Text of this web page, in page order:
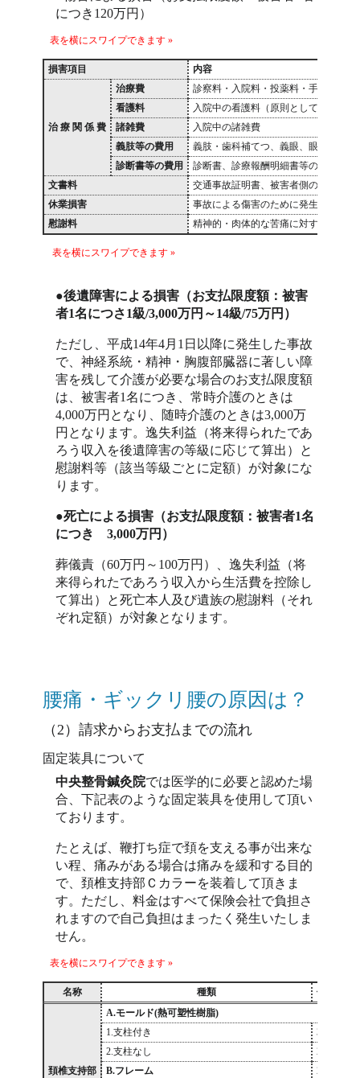
につき120万円）
損害項目 内容
治 療 関 係 費
治療費
診察料・入院料・投薬料・手術料・
看護料
入院中の看護料（原則として12歳以
諸雑費
入院中の諸雑費
義肢等の費用
義肢・歯科補てつ、義眼、眼鏡、補
診断書等の費用
診断書、診療報酬明細書等の発行手数
文書料
交通事故証明書、被害者側の印鑑証
休業損害
事故による傷害のために発生した収
慰謝料
精神的・肉体的な苦痛に対する補償
●後遺障害による損害（お支払限度額：被害
者1名につさ1級/3,000万円～14級/75万円）
ただし、平成14年4月1日以降に発生した事故
で、神経系統・精神・胸腹部臓器に著しい障
害を残して介護が必要な場合のお支払限度額
は、被害者1名につき、常時介護のときは
4,000万円となり、随時介護のときは3,000万
円となります。逸失利益（将来得られたであ
ろう収入を後遺障害の等級に応じて算出）と
慰謝料等（該当等級ごとに定額）が対象にな
ります。
●死亡による損害（お支払限度額：被害者1名
につき 3,000万円）
葬儀責（60万円～100万円）、逸失利益（将
来得られたであろう収入から生活費を控除し
て算出）と死亡本人及び遺族の慰謝料（それ
ぞれ定額）が対象となります。
腰痛・ギックリ腰の原因は？
（2）請求からお支払までの流れ
固定装具について
中央整骨鍼灸院では医学的に必要と認めた場
合、下記表のような固定装具を使用して頂い
ております。
たとえば、鞭打ち症で頚を支える事が出来な
い程、痛みがある場合は痛みを緩和する目的
で、頚椎支持部Ｃカラーを装着して頂きま
す。ただし、料金はすべて保険会社で負担さ
れますので自己負担はまったく発生いたしま
せん。
名称 種類 価格(円)
頚椎支持部
A.モールド(熱可塑性樹脂)
1.支柱付き
36,000
2.支柱なし
28,100
B.フレーム
26,000